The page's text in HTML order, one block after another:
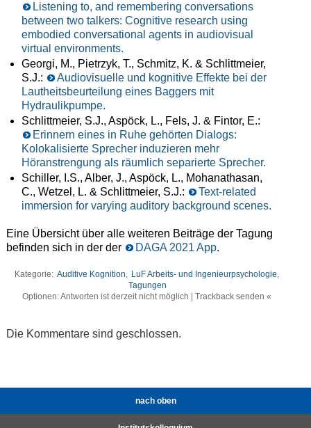
Listening to, and remembering conversations
between two talkers: Cognitive research using
embodied conversational agents in audiovisual
virtual environments.
Georgi, M., Pietrzyk, T., Schmitz, K. & Schlittmeier,
S.J.:
Audiovisuelle und kognitive Effekte bei der
Lautheitsbeurteilung eines Baggers mit
Hydraulikpumpe.
Schlittmeier, S.J., Aspöck, L., Fels, J. & Fintor, E.:
Erinnern eines in Ruhe gehörten Dialogs:
Kolokalisierte Sprecher induzieren mehr
Höranstrengung als räumlich separierte Sprecher.
Schiller, I.S., Alber, J., Aspöck, L., Mohanathasan,
C., Wetzel, L. & Schlittmeier, S.J.:
Text-related
immersion for varying auditory background scenes.
Eine Übersicht über alle weiteren Beiträge der Tagung
befinden sich in der der
DAGA 2021 App.
Kategorie: Auditive Kognition, LuF Arbeits- und Ingenieurpsychologie,
Tagungen
Optionen: Antworten ist derzeit nicht möglich | Trackback senden «
Die Kommentare sind geschlossen.
nach oben